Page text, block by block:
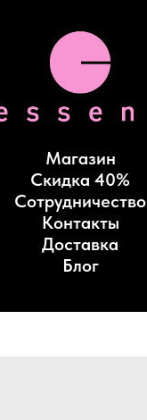
Магазин
Скидка 40%
Сотрудничество
Контакты
Доставка
Блог